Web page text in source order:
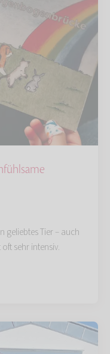
geliebtes Tier – auch
sehr intensiv.